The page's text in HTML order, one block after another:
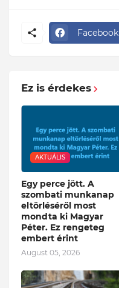
Facebook
Ez is érdekes
AKTUÁLIS
Egy perce jött. A
szombati munkanap
eltörléséről most
mondta ki Magyar
Péter. Ez rengeteg
embert érint
August 05, 2026